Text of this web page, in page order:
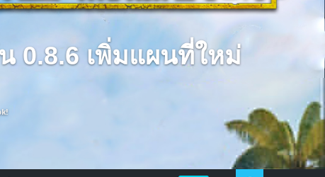
0.8.6 เพิ่มแผนที่ใหม่